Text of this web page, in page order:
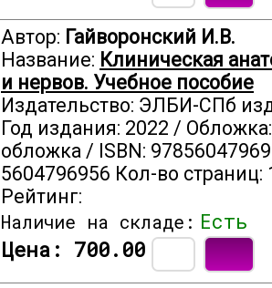
Автор: Гайворонский И.В.
Название: Клиническая
и нервов. Учебное пособие
Издательство: ЭЛБИ-СПб
Год издания: 2022 /
обложка / ISBN:
5604796956 Кол-во страниц:
Рейтинг:
Наличие на складе: Есть
Цена: 700.00